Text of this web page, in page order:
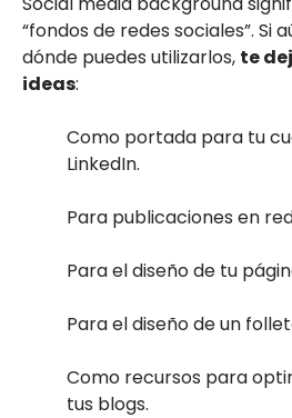
“fondos de redes sociales”. Si
dónde puedes utilizarlos, te
ideas:
Como portada para tu
LinkedIn.
Para publicaciones en
Para el diseño de tu
Para el diseño de un
Como recursos para
tus blogs.